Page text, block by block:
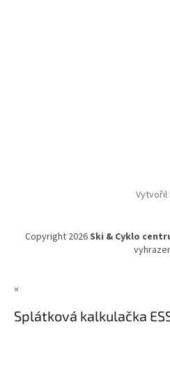
Copyright 2026Ski & Cyklo
×
Splátková kalkulačka